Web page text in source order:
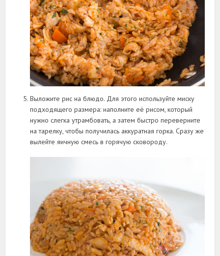
Выложите рис на блюдо. Для этого используйте миску
подходящего размера: наполните её рисом, который
нужно слегка утрамбовать, а затем быстро переверните
на тарелку, чтобы получилась аккуратная горка. Сразу же
вылейте яичную смесь в горячую сковороду.